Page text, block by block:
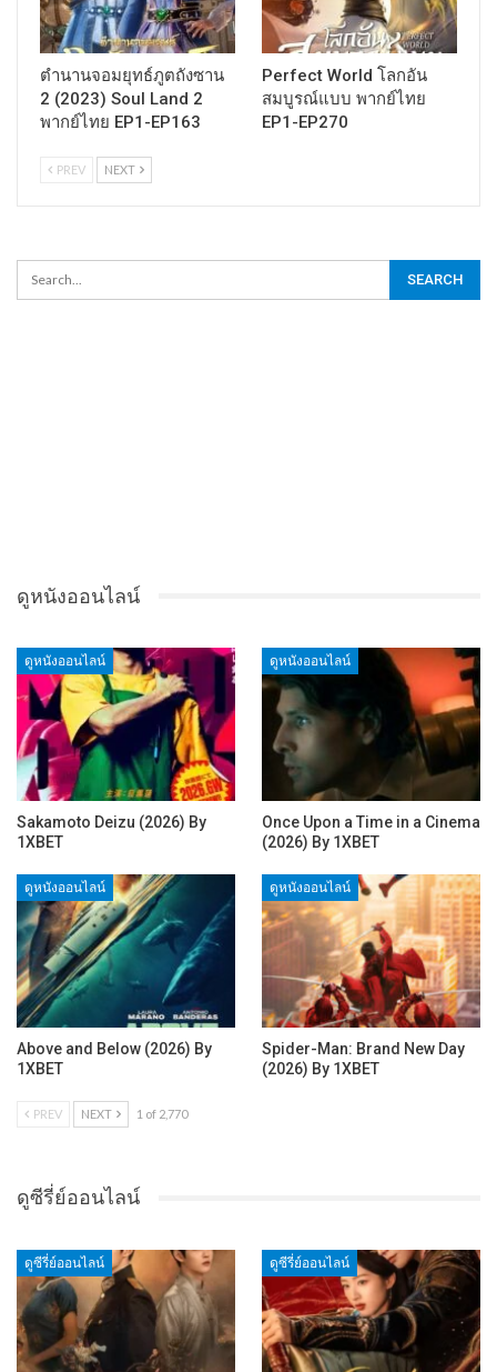
ตำนานจอมยุทธ์ภูตถังซาน
2 (2023) Soul Land 2
พากย์ไทย EP1-EP163
Perfect World โลกอัน
สมบูรณ์แบบ พากย์ไทย
EP1-EP270
PREV NEXT
ดูหนังออนไลน์
ดูหนังออนไลน์
Sakamoto Deizu (2026) By
1XBET
ดูหนังออนไลน์
Once Upon a Time in a Cinema
(2026) By 1XBET
ดูหนังออนไลน์
Above and Below (2026) By
1XBET
ดูหนังออนไลน์
Spider-Man: Brand New Day
(2026) By 1XBET
PREV NEXT 1 of 2,770
ดูซีรี่ย์ออนไลน์
ดูซีรี่ย์ออนไลน์ ดูซีรี่ย์ออนไลน์